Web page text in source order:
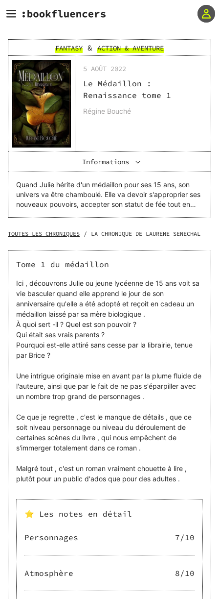
FANTASY & ACTION & AVENTURE
5 AOÛT 2022
Le Médaillon :
Renaissance tome 1
Régine Bouché
Informations
Quand Julie hérite d'un médaillon pour ses 15 ans, son
univers va être chamboulé. Elle va devoir s'approprier ses
nouveaux pouvoirs, accepter son statut de fée tout en
magie noire depuis toujours. Ses pouvoirs vont l'amener à
Malheureusement, son apprentissage est encore obsolète,
ses pouvoirs son minime face au malin.
TOUTES LES CHRONIQUES / LA CHRONIQUE DE LAURENE SENECHAL
Tome 1 du médaillon
Ici , découvrons Julie ou jeune lycéenne de 15 ans voit sa
vie basculer quand elle apprend le jour de son
anniversaire qu'elle a été adopté et reçoit en cadeau un
médaillon laissé par sa mère biologique .
À quoi sert -il ? Quel est son pouvoir ?
Qui était ses vrais parents ?
Pourquoi est-elle attiré sans cesse par la librairie, tenue
par Brice ?
Une intrigue originale mise en avant par la plume fluide de
l'auteure, ainsi que par le fait de ne pas s'éparpiller avec
un nombre trop grand de personnages .
Ce que je regrette , c'est le manque de détails , que ce
soit niveau personnage ou niveau du déroulement de
certaines scènes du livre , qui nous empêchent de
s'immerger totalement dans ce roman .
Malgré tout , c'est un roman vraiment chouette à lire ,
plutôt pour un public d'ados que pour des adultes .
⭐ Les notes en détail
Personnages 7/10
Atmosphère 8/10